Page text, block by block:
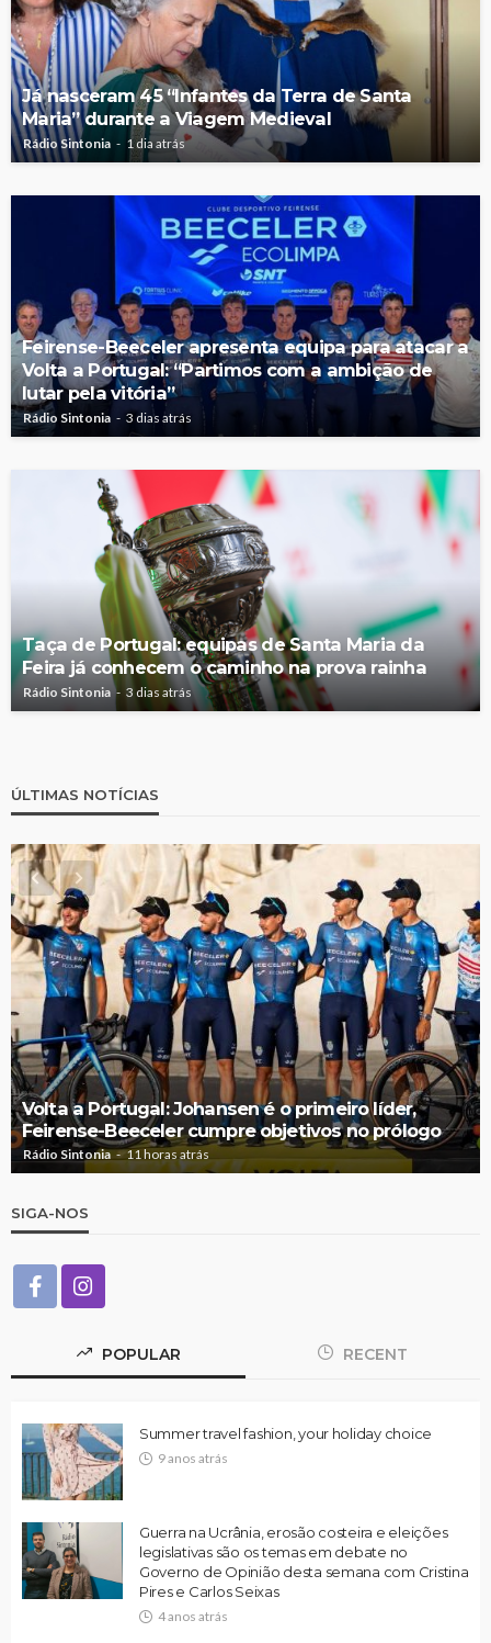
Já nasceram 45 “Infantes da Terra de Santa
Maria” durante a Viagem Medieval
Rádio Sintonia 1 dia atrás
Feirense-Beeceler apresenta equipa para atacar a
Volta a Portugal: “Partimos com a ambição de
lutar pela vitória”
Rádio Sintonia 3 dias atrás
Taça de Portugal: equipas de Santa Maria da
Feira já conhecem o caminho na prova rainha
Rádio Sintonia 3 dias atrás
ÚLTIMAS NOTÍCIAS
Volta a Portugal: Johansen é o primeiro líder,
Feirense-Beeceler cumpre objetivos no prólogo
Rádio Sintonia 11 horas atrás
SIGA-NOS
POPULAR RECENT
Summer travel fashion, your holiday choice
9 anos atrás
Guerra na Ucrânia, erosão costeira e eleições
legislativas são os temas em debate no
Governo de Opinião desta semana com Cristina
Pires e Carlos Seixas
4 anos atrás